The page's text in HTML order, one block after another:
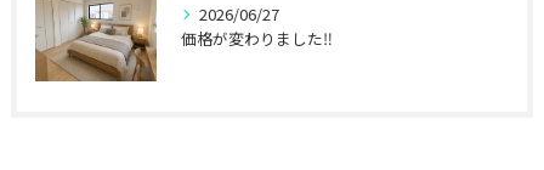
2026/06/27
価格が変わりました‼